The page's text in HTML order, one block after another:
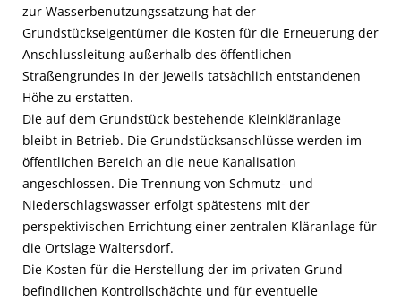
zur Wasserbenutzungssatzung hat der
Grundstückseigentümer die Kosten für die Erneuerung der
Anschlussleitung außerhalb des öffentlichen
Straßengrundes in der jeweils tatsächlich entstandenen
Höhe zu erstatten.
Die auf dem Grundstück bestehende Kleinkläranlage
bleibt in Betrieb. Die Grundstücksanschlüsse werden im
öffentlichen Bereich an die neue Kanalisation
angeschlossen. Die Trennung von Schmutz- und
Niederschlagswasser erfolgt spätestens mit der
perspektivischen Errichtung einer zentralen Kläranlage für
die Ortslage Waltersdorf.
Die Kosten für die Herstellung der im privaten Grund
befindlichen Kontrollschächte und für eventuelle